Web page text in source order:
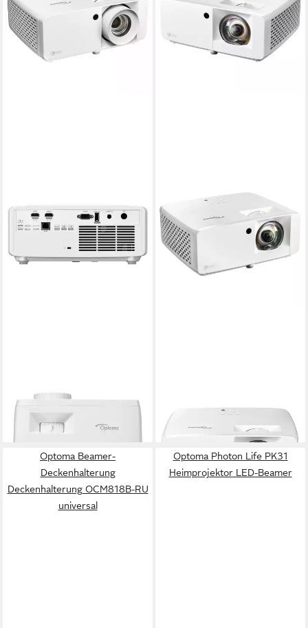
ZK450 3D-Beamer
3.116,98 €
in 4-5 Werktagen bei dir
2.186,54 €
in 4-5 Werktagen bei dir
Optoma Beamer-
Deckenhalterung
Deckenhalterung OCM818B-RU
universal
Optoma Photon Life PK31
Heimprojektor LED-Beamer